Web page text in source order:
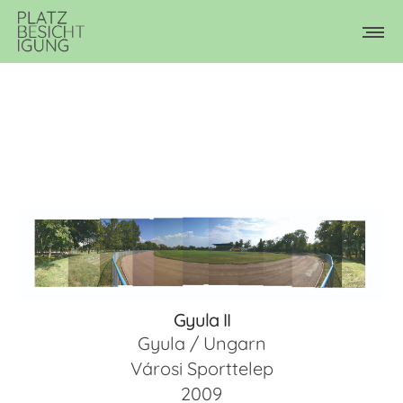
Gyula II
Gyula / Ungarn
Városi Sporttelep
2009